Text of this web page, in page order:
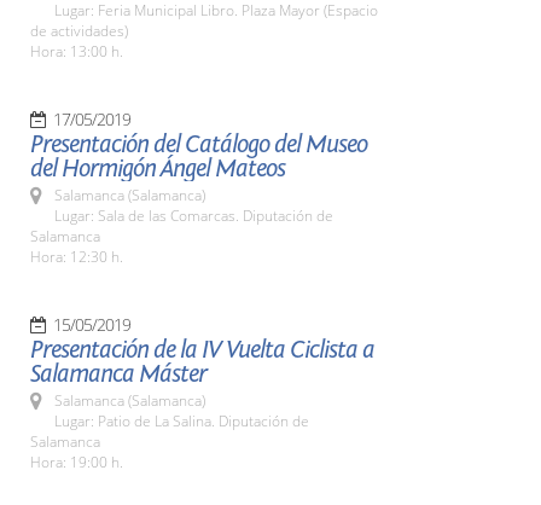
Lugar: Feria Municipal Libro. Plaza Mayor (Espacio
de actividades)
Hora: 13:00 h.
17/05/2019
Presentación del Catálogo del Museo
del Hormigón Ángel Mateos
Salamanca (Salamanca)
Lugar: Sala de las Comarcas. Diputación de
Salamanca
Hora: 12:30 h.
15/05/2019
Presentación de la IV Vuelta Ciclista a
Salamanca Máster
Salamanca (Salamanca)
Lugar: Patio de La Salina. Diputación de
Salamanca
Hora: 19:00 h.